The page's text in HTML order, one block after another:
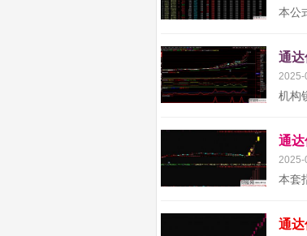
2025-
2025-